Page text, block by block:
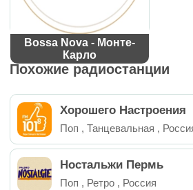
Bossa Nova - Монте-
Карло
Похожие радиостанции
Хорошего Настроения
Поп , Танцевальная ,
Ностальжи Пермь
Поп , Ретро , Россия